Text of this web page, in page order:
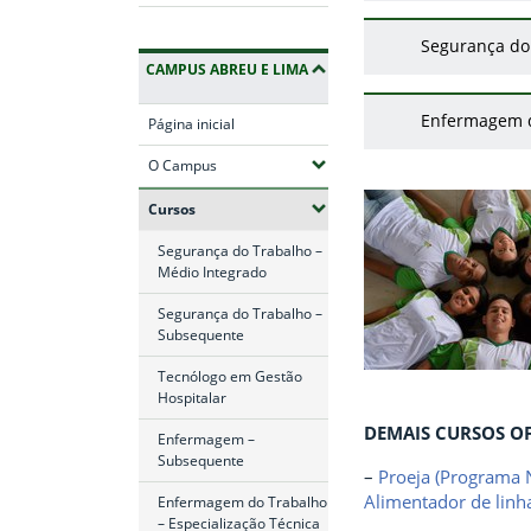
CAMPUS ABREU E LIMA
Página inicial
O Campus(Expandir submenus)
Cursos(Expandir submenus)
Segurança do Trabalho –
Médio Integrado
Segurança do Trabalho –
Subsequente
Tecnólogo em Gestão
Hospitalar
Enfermagem –
Subsequente
Enfermagem do Trabalho
– Especialização Técnica
Segurança
Enfermagem
DEMAIS CURSOS
– Proeja (Programa
Alimentador de